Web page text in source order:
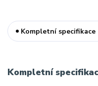
Kompletní specifikace
Kompletní